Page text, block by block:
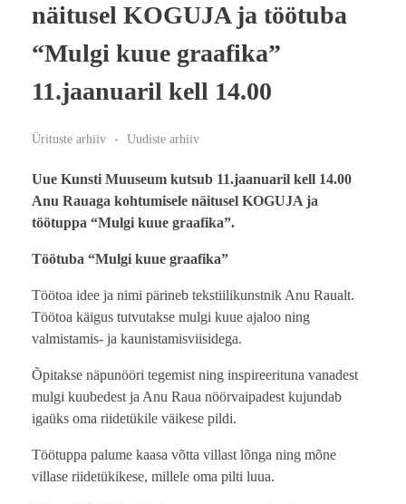
näitusel KOGUJA ja töötuba
“Mulgi kuue graafika”
11.jaanuaril kell 14.00
Ürituste arhiiv Uudiste arhiiv
Uue Kunsti Muuseum kutsub 11.jaanuaril kell 14.00
Anu Rauaga kohtumisele näitusel KOGUJA ja
töötuppa “Mulgi kuue graafika”.
Töötuba “Mulgi kuue graafika”
Töötoa idee ja nimi pärineb tekstiilikunstnik Anu Raualt.
Töötoa käigus tutvutakse mulgi kuue ajaloo ning
valmistamis- ja kaunistamisviisidega.
Õpitakse näpunööri tegemist ning inspireerituna vanadest
mulgi kuubedest ja Anu Raua nöörvaipadest kujundab
igaüks oma riidetükile väikese pildi.
Töötuppa palume kaasa võtta villast lõnga ning mõne
villase riidetükikese, millele oma pilti luua.